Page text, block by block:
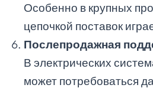
Особенно в крупных
цепочкой поставок
Послепродажная
В электрических
может потребоваться